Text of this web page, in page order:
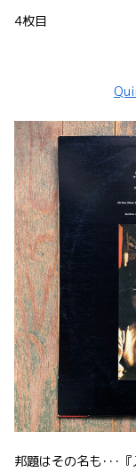
4枚目
邦題はその名も･･･『